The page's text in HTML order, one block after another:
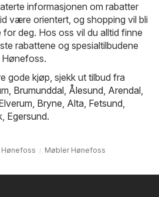
informasjonen om rabatter
være orientert, og shopping vil bli
deg. Hos oss vil du alltid finne
rabattene og spesialtilbudene
gode kjøp, sjekk ut tilbud fra
, Brumunddal, Ålesund, Arendal,
, Bryne, Alta, Fetsund,
, Egersund.
Møbler Hønefoss